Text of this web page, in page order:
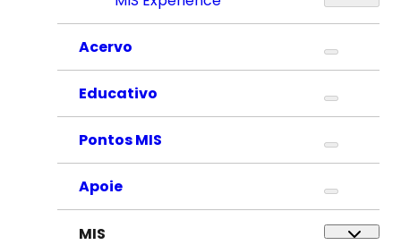
Acervo
Educativo
Pontos MIS
Apoie
MIS